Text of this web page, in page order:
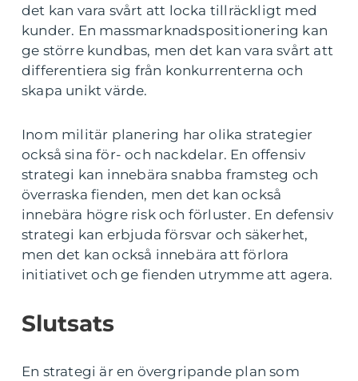
det kan vara svårt att locka tillräckligt med
kunder. En massmarknadspositionering kan
ge större kundbas, men det kan vara svårt att
differentiera sig från konkurrenterna och
skapa unikt värde.
Inom militär planering har olika strategier
också sina för- och nackdelar. En offensiv
strategi kan innebära snabba framsteg och
överraska fienden, men det kan också
innebära högre risk och förluster. En defensiv
strategi kan erbjuda försvar och säkerhet,
men det kan också innebära att förlora
initiativet och ge fienden utrymme att agera.
Slutsats
En strategi är en övergripande plan som